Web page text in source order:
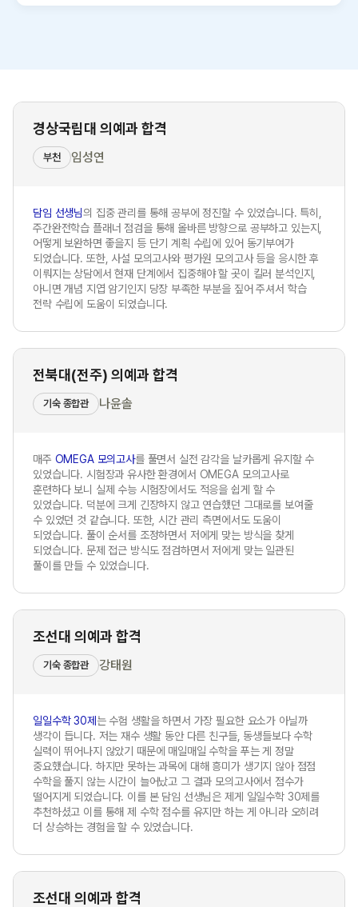
경상국립대 의예과 합격
부천 임성연
담임 선생님의 집중 관리를 통해 공부에 정진할 수 있었습니다. 특히,
주간완전학습 플래너 점검을 통해 올바른 방향으로 공부하고 있는지,
어떻게 보완하면 좋을지 등 단기 계획 수립에 있어 동기부여가
되었습니다. 또한, 사설 모의고사와 평가원 모의고사 등을 응시한 후
이뤄지는 상담에서 현재 단계에서 집중해야 할 곳이 킬러 분석인지,
아니면 개념 지엽 암기인지 당장 부족한 부분을 짚어 주셔서 학습
전략 수립에 도움이 되었습니다.
전북대(전주) 의예과 합격
기숙 종합관 나윤솔
매주 OMEGA 모의고사를 풀면서 실전 감각을 날카롭게 유지할 수
있었습니다. 시험장과 유사한 환경에서 OMEGA 모의고사로
훈련하다 보니 실제 수능 시험장에서도 적응을 쉽게 할 수
있었습니다. 덕분에 크게 긴장하지 않고 연습했던 그대로를 보여줄
수 있었던 것 같습니다. 또한, 시간 관리 측면에서도 도움이
되었습니다. 풀이 순서를 조정하면서 저에게 맞는 방식을 찾게
되었습니다. 문제 접근 방식도 점검하면서 저에게 맞는 일관된
풀이를 만들 수 있었습니다.
조선대 의예과 합격
기숙 종합관 강태원
일일수학 30제 는 수험 생활을 하면서 가장 필요한 요소가 아닐까
생각이 듭니다. 저는 재수 생활 동안 다른 친구들, 동생들보다 수학
실력이 뛰어나지 않았기 때문에 매일매일 수학을 푸는 게 정말
중요했습니다. 하지만 못하는 과목에 대해 흥미가 생기지 않아 점점
수학을 풀지 않는 시간이 늘어났고 그 결과 모의고사에서 점수가
떨어지게 되었습니다. 이를 본 담임 선생님은 제게 일일수학 30제를
추천하셨고 이를 통해 제 수학 점수를 유지만 하는 게 아니라 오히려
더 상승하는 경험을 할 수 있었습니다.
조선대 의예과 합격